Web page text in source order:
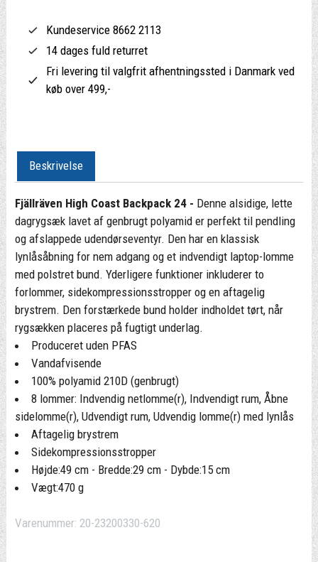
Kundeservice 8662 2113
14 dages fuld returret
Fri levering til valgfrit afhentningssted i Danmark ved
køb over 499,-
Beskrivelse
Fjällräven High Coast Backpack 24 - Denne alsidige, lette
dagrygsæk lavet af genbrugt polyamid er perfekt til pendling
og afslappede udendørseventyr. Den har en klassisk
lynlåsåbning for nem adgang og et indvendigt laptop-lomme
med polstret bund. Yderligere funktioner inkluderer to
forlommer, sidekompressionsstropper og en aftagelig
brystrem. Den forstærkede bund holder indholdet tørt, når
rygsækken placeres på fugtigt underlag.
Produceret uden PFAS
Vandafvisende
100% polyamid 210D (genbrugt)
8 lommer: Indvendig netlomme(r), Indvendigt rum, Åbne
sidelomme(r), Udvendigt rum, Udvendig lomme(r) med lynlås
Aftagelig brystrem
Sidekompressionsstropper
Højde:49 cm - Bredde:29 cm - Dybde:15 cm
Vægt:470 g
Varenummer: 20-23200330-620